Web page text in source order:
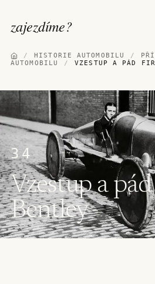
zajezdíme?
/ HISTORIE AUTOMOBILU /
AUTOMOBILU
/ VZESTUP A PÁD
34
Vzestup a
Bentley